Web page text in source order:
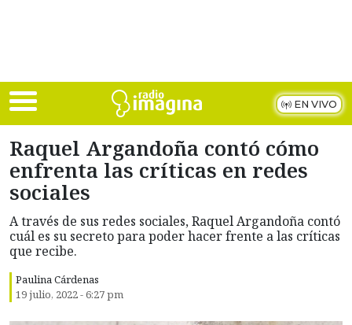
EN VIVO
Raquel Argandoña contó cómo
enfrenta las críticas en redes
sociales
A través de sus redes sociales, Raquel Argandoña contó
cuál es su secreto para poder hacer frente a las críticas
que recibe.
Paulina Cárdenas
19 julio, 2022 - 6:27 pm